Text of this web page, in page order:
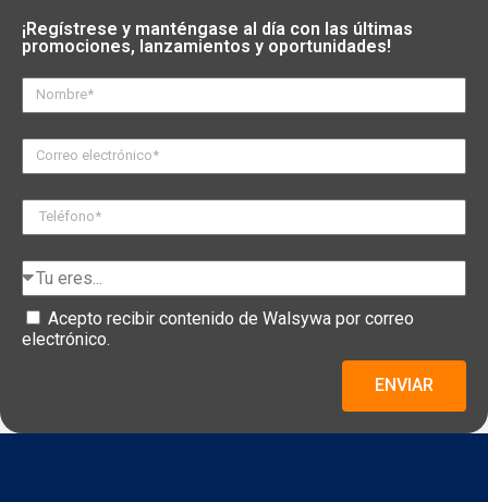
¡Regístrese y manténgase al día con las últimas
promociones, lanzamientos y oportunidades!
Acepto recibir contenido de Walsywa por correo
electrónico.
ENVIAR